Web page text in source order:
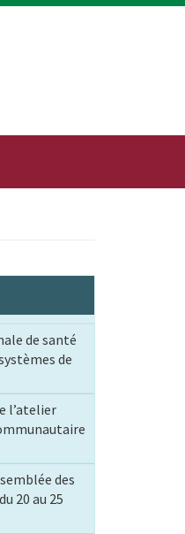
de santé
de
l’atelier
des
20 au 25